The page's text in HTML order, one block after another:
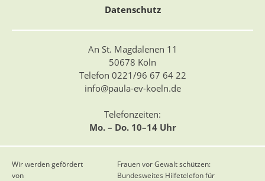
Datenschutz
An St. Magdalenen 11
50678 Köln
Telefon 0221/96 67 64 22
info@paula-ev-koeln.de
Telefonzeiten:
Mo. – Do. 10–14 Uhr
Wir werden gefördert
von
Frauen vor Gewalt schützen:
Bundesweites Hilfetelefon für